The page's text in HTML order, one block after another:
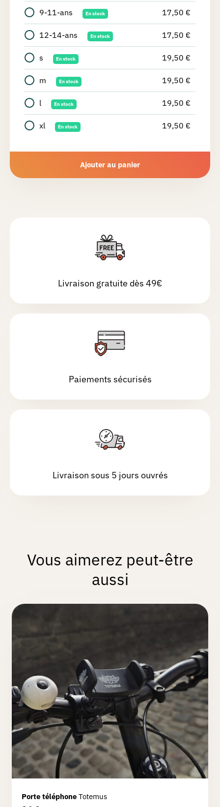
9-11-ans En stock 17,50 €
12-14-ans En stock 17,50 €
s En stock 19,50 €
m En stock 19,50 €
l En stock 19,50 €
xl En stock 19,50 €
Ajouter au panier
Livraison gratuite dès 49€
Paiements sécurisés
Livraison sous 5 jours ouvrés
Vous aimerez peut-être
aussi
Porte téléphone Totemus